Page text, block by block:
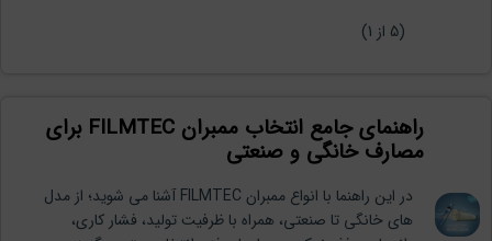
(
5 از 1)
راهنمای جامع انتخاب ممبران FILMTEC برای
مصارف خانگی و صنعتی
در این راهنما با انواع ممبران FILMTEC آشنا می شوید؛ از مدل
های خانگی تا صنعتی، همراه با ظرفیت تولید، فشار کاری،